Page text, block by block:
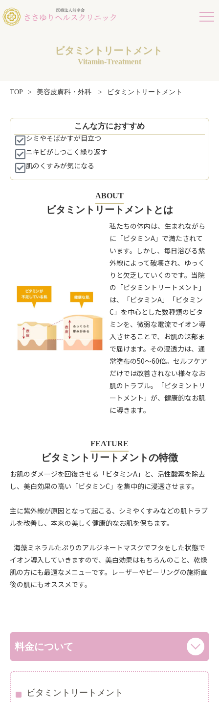
ビタミントリートメント
Vitamin-Treatment
TOP > 美容皮膚科・外科 > ビタミントリートメント
こんな方におすすめ
シミやそばかすが目立つ
ニキビがしつこく繰り返す
肌のくすみが気になる
ABOUT
ビタミントリートメントとは​
私たちの体内は、生まれながら
に「ビタミンA」で満たされて
います。しかし、毎日浴びる紫
外線によって破壊され、ゆっく
りと欠乏していくのです。当院
の「ビタミントリートメント」
は、「ビタミンA」「ビタミン
C」を中心とした数種類のビタ
ミンを、微弱な電流でイオン導
入させることで、お肌の深部ま
で届けます。その浸透力は、通
常塗布の50〜60倍。セルフケア
だけでは改善されない様々なお
肌のトラブル。「ビタミントリ
ートメント」が、健康的なお肌
に導きます。
FEATURE
ビタミントリートメントの特徴​
お肌のダメージを回復させる「ビタミンA」と、活性酸素を除去
し、美白効果の高い「ビタミンC」を集中的に浸透させます。
主に紫外線が原因となって起こる、シミやくすみなどの肌トラブ
ルを改善し、本来の美しく健康的なお肌を保ちます。
海藻ミネラルたぷりのアルジネートマスクでフタをした状態で
イオン導入していきますので、美白効果はもちろんのこと、乾燥
肌の方にも最適なメニューです。レーザーやピーリングの施術直
後の肌にもオススメです。
料金について
ビタミントリートメント